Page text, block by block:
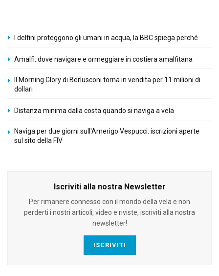
I delfini proteggono gli umani in acqua, la BBC spiega perché
Amalfi: dove navigare e ormeggiare in costiera amalfitana
Il Morning Glory di Berlusconi torna in vendita per 11 milioni di
dollari
Distanza minima dalla costa quando si naviga a vela
Naviga per due giorni sull'Amerigo Vespucci: iscrizioni aperte
sul sito della FIV
Iscriviti alla nostra Newsletter
Per rimanere connesso con il mondo della vela e non
perderti i nostri articoli, video e riviste, iscriviti alla nostra
newsletter!
ISCRIVITI